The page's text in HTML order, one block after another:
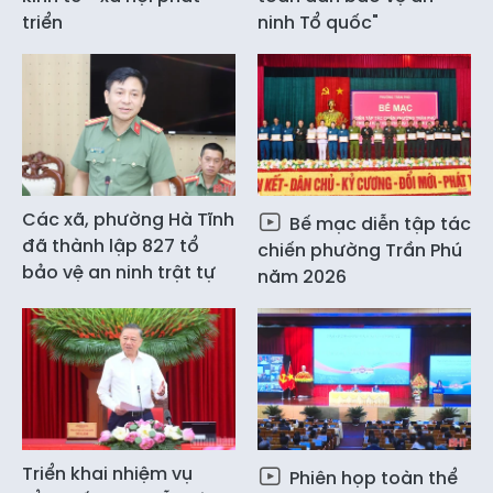
triển
ninh Tổ quốc"
Các xã, phường Hà Tĩnh
đã thành lập 827 tổ
bảo vệ an ninh trật tự
Bế mạc diễn tập tác
chiến phường Trần Phú
năm 2026
Triển khai nhiệm vụ
Phiên họp toàn thể